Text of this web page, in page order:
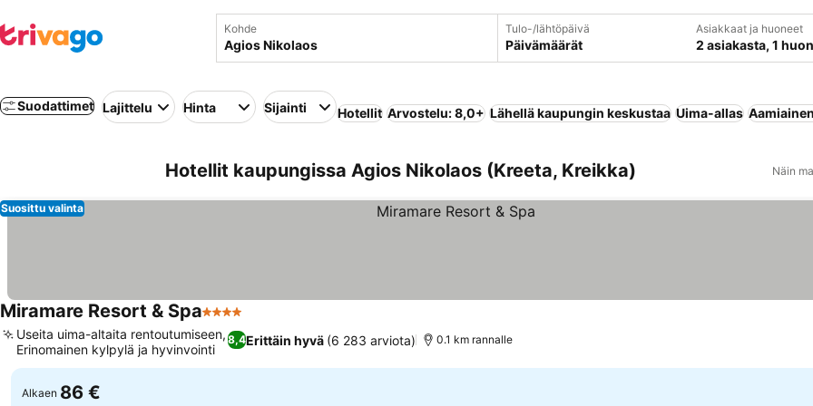
Kohde Tulo-/lähtöpäivä
Päivämäärät
Asiakkaat ja huoneet
2 asiakasta, 1
Suodattimet Lajittelu Hinta Sijainti Hotellit Arvostelu: 8,0+ Lähellä kaupungin keskustaa Uima-allas
Hotellit kaupungissa Agios Nikolaos (Kreeta, Kreikka) Näin
Suosittu valinta
Miramare Resort & Spa4 Tähtiluokitus
8,4Erittäin hyvä (6 283 arviota)
Useita uima-altaita rentoutumiseen,
Erinomainen kylpylä ja hyvinvointi
0.1 km rannalle
Alkaen 86 €